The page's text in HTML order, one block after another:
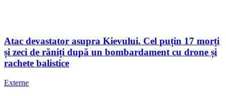
Atac devastator asupra Kievului. Cel puțin 17 morți
și zeci de răniți după un bombardament cu drone și
rachete balistice
Externe